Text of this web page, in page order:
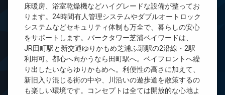
床暖房、浴室乾燥機などハイグレードな設備が整ってお
ります。24時間有人管理システムやダブルオートロック
システムなどセキュリティ体制も万全で、暮らしの安心
をサポートします。パークタワー芝浦ベイワードは、
JR田町駅と新交通ゆりかもめ芝浦ふ頭駅の2沿線・2駅
利用可。都心へ向かうなら田町駅へ。ベイフロントへ繰
り出したいならゆりかもめへ。利便性の高さに加えて、
新旧入り混じる街の中や、川沿いの遊歩道を散策するの
も楽しい環境です。コンセプトは全ては開放的な心地よ